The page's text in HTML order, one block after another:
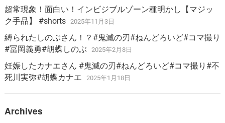
超常現象！面白い！インビジブルゾーン種明かし【マジッ
ク手品】 #shorts
2025年11月3日
縛られたしのぶさん！？#鬼滅の刃#ねんどろいど#コマ撮り
#冨岡義勇#胡蝶しのぶ
2025年2月8日
妊娠したカナエさん #鬼滅の刃#ねんどろいど#コマ撮り#不
死川実弥#胡蝶カナエ
2025年1月18日
Archives